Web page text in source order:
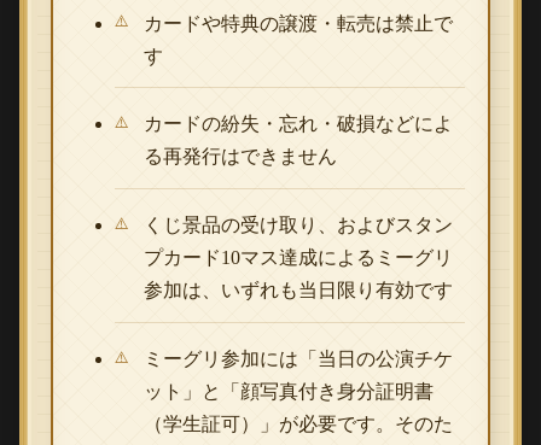
カードや特典の譲渡・転売は禁止で
す
カードの紛失・忘れ・破損などによ
る再発行はできません
くじ景品の受け取り、およびスタン
プカード10マス達成によるミーグリ
参加は、いずれも当日限り有効です
ミーグリ参加には「当日の公演チケ
ット」と「顔写真付き身分証明書
（学生証可）」が必要です。そのた